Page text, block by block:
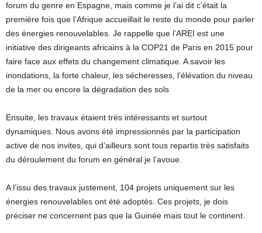
forum du genre en Espagne, mais comme je l’ai dit c’était la
première fois que l’Afrique accueillait le reste du monde pour parler
des énergies renouvelables. Je rappelle que l’AREI est une
initiative des dirigeants africains à la COP21 de Paris en 2015 pour
faire face aux effets du changement climatique. A savoir les
inondations, la forte chaleur, les sécheresses, l’élévation du niveau
de la mer ou encore la dégradation des sols
Ensuite, les travaux étaient très intéressants et surtout
dynamiques. Nous avons été impressionnés par la participation
active de nos invites, qui d’ailleurs sont tous repartis très satisfaits
du déroulement du forum en général je l’avoue.
A l’issu des travaux justement, 104 projets uniquement sur les
énergies renouvelables ont été adoptés. Ces projets, je dois
préciser ne concernent pas que la Guinée mais tout le continent.